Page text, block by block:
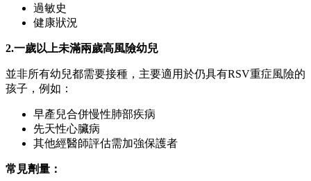
過敏史
健康狀況
2.一歲以上未滿兩歲高風險幼兒
並非所有幼兒都需要接種，主要適用於仍具有RSV重症風險的
孩子，例如：
早產兒合併慢性肺部疾病
先天性心臟病
其他經醫師評估需加強保護者
常見劑量：